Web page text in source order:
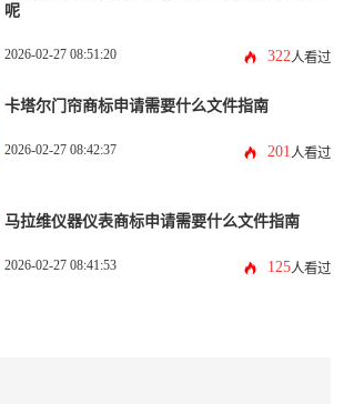
呢
2026-02-27 08:51:20 322人看过
卡塔尔门帘商标申请需要什么文件指南
2026-02-27 08:42:37 201人看过
马拉维仪器仪表商标申请需要什么文件指南
2026-02-27 08:41:53 125人看过